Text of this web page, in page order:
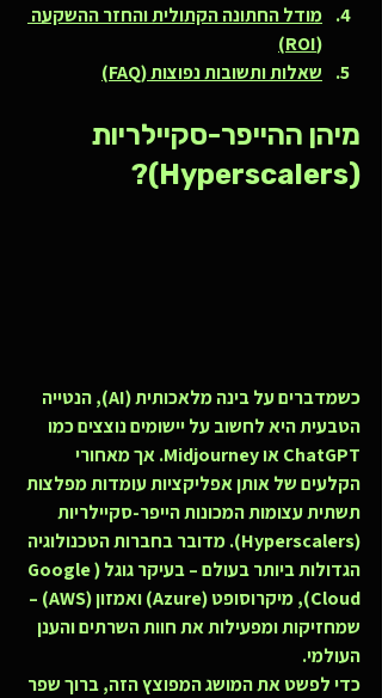
מודל החתונה הקתולית והחזר ההשקעה
(ROI)
שאלות ותשובות נפוצות (FAQ)
מיהן ההייפר-סקיילריות
(Hyperscalers)?
כשמדברים על בינה מלאכותית (AI), הנטייה
הטבעית היא לחשוב על יישומים נוצצים כמו
ChatGPT או Midjourney. אך מאחורי
הקלעים של אותן אפליקציות עומדות מפלצות
תשתית עצומות המכונות הייפר-סקיילריות
(Hyperscalers)
. מדובר בחברות הטכנולוגיה
הגדולות ביותר בעולם – בעיקר גוגל (Google
Cloud), מיקרוסופט (Azure) ואמזון (AWS) –
שמחזיקות ומפעילות את חוות השרתים והענן
העולמי.
כדי לפשט את המושג המפוצץ הזה, ברוך שפר